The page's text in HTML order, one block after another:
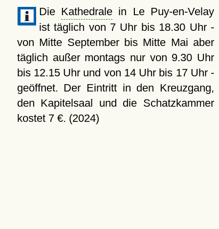
Die Kathedrale in Le Puy-en-Velay
ist täglich von 7 Uhr bis 18.30 Uhr -
von Mitte September bis Mitte Mai aber
täglich außer montags nur von 9.30 Uhr
bis 12.15 Uhr und von 14 Uhr bis 17 Uhr -
geöffnet. Der Eintritt in den Kreuzgang,
den Kapitelsaal und die Schatzkammer
kostet 7 €. (2024)